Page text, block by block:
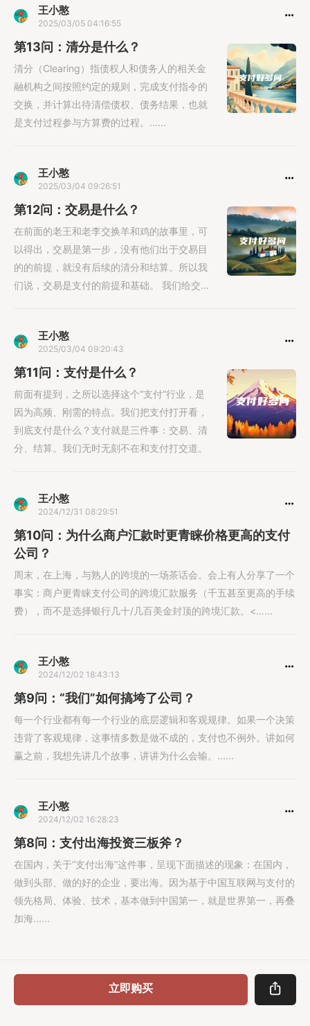
王小憨
2025/03/05 04:16:55
第13问：清分是什么？
清分（Clearing）指债权人和债务人的相关金
融机构之间按照约定的规则，完成支付指令的
交换，并计算出待清偿债权、债务结果，也就
是支付过程参与方算费的过程。......
王小憨
2025/03/04 09:26:51
第12问：交易是什么？
在前面的老王和老李交换羊和鸡的故事里，可
以得出，交易是第一步，没有他们出于交易目
的的前提，就没有后续的清分和结算。所以我
们说，交易是支付的前提和基础。 我们给交易
王小憨
2025/03/04 09:20:43
第11问：支付是什么？
前面有提到，之所以选择这个“支付”行业，是
因为高频、刚需的特点。我们把支付打开看，
到底支付是什么？支付就是三件事：交易、清
分、结算。我们无时无刻不在和支付打交道。
王小憨
2024/12/31 08:29:51
第10问：为什么商户汇款时更青睐价格更高的支付
公司？
周末，在上海，与熟人的跨境的一场茶话会。会上有人分享了一个
事实：商户更青睐支付公司的跨境汇款服务（千五甚至更高的手续
费），而不是选择银行几十/几百美金封顶的跨境汇款。<......
王小憨
2024/12/02 18:43:13
第9问：“我们”如何搞垮了公司？
每一个行业都有每一个行业的底层逻辑和客观规律。如果一个决策
违背了客观规律，这事情多数是做不成的，支付也不例外。讲如何
赢之前，我想先讲几个故事，讲讲为什么会输。......
王小憨
2024/12/02 16:28:23
第8问：支付出海投资三板斧？
在国内，关于“支付出海”这件事，呈现下面描述的现象：在国内，
做到头部、做的好的企业，要出海。因为基于中国互联网与支付的
领先格局、体验、技术，基本做到中国第一，就是世界第一，再叠
加海......
立即购买